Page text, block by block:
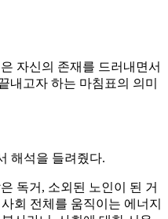
자신의 존재를 드러내면서
내고자 하는 마침표의 의미
해석을 들려줬다.
독거, 소외된 노인이 된 거
회 전체를 움직이는 에너지